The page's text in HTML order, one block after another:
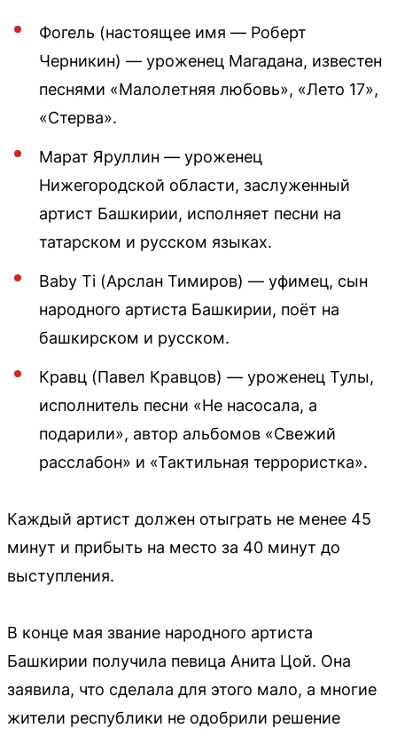
Фогель (настоящее имя — Роберт
Черникин) — уроженец Магадана, известен
песнями «Малолетняя любовь», «Лето 17»,
«Стерва».
Марат Яруллин — уроженец
Нижегородской области, заслуженный
артист Башкирии, исполняет песни на
татарском и русском языках.
Baby Ti (Арслан Тимиров) — уфимец, сын
народного артиста Башкирии, поёт на
башкирском и русском.
Кравц (Павел Кравцов) — уроженец Тулы,
исполнитель песни «Не насосала, а
подарили», автор альбомов «Свежий
расслабон» и «Тактильная террористка».
Каждый артист должен отыграть не менее 45
минут и прибыть на место за 40 минут до
выступления.
В конце мая звание народного артиста
Башкирии получила певица Анита Цой. Она
заявила, что сделала для этого мало, а многие
жители республики не одобрили решение